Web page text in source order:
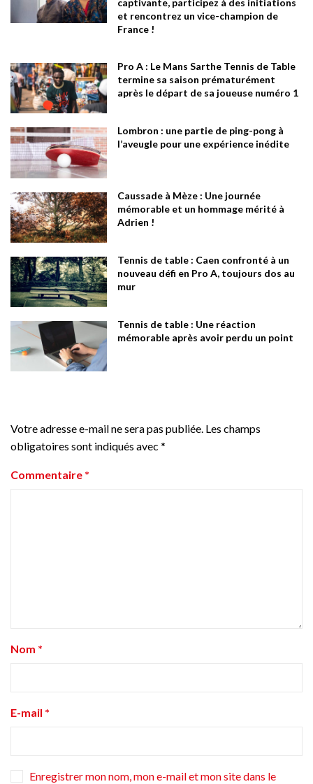
captivante, participez à des initiations
et rencontrez un vice-champion de
France !
Pro A : Le Mans Sarthe Tennis de Table
termine sa saison prématurément
après le départ de sa joueuse numéro 1
Lombron : une partie de ping-pong à
l’aveugle pour une expérience inédite
Caussade à Mèze : Une journée
mémorable et un hommage mérité à
Adrien !
Tennis de table : Caen confronté à un
nouveau défi en Pro A, toujours dos au
mur
Tennis de table : Une réaction
mémorable après avoir perdu un point
Votre adresse e-mail ne sera pas publiée. Les champs
obligatoires sont indiqués avec *
Commentaire *
Nom *
E-mail *
Enregistrer mon nom, mon e-mail et mon site dans le